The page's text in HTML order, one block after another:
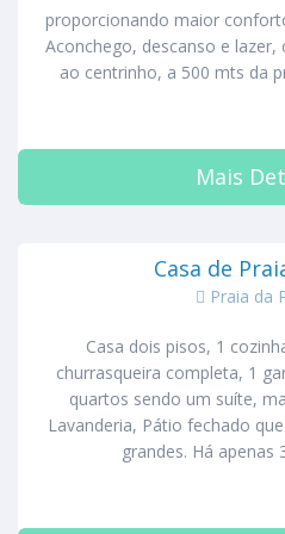
proporcionando maior
Aconchego, descanso e
ao centrinho, a 500 mts da
Mais
Casa de
Praia da
Casa dois pisos, 1
churrasqueira completa, 1
quartos sendo um suíte,
Lavanderia, Pátio fechado
grandes. Há apenas